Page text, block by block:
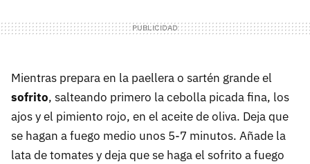
Mientras prepara en la paellera o sartén grande el
sofrito, salteando primero la cebolla picada fina, los
ajos y el pimiento rojo, en el aceite de oliva. Deja que
se hagan a fuego medio unos 5-7 minutos. Añade la
lata de tomates y deja que se haga el sofrito a fuego